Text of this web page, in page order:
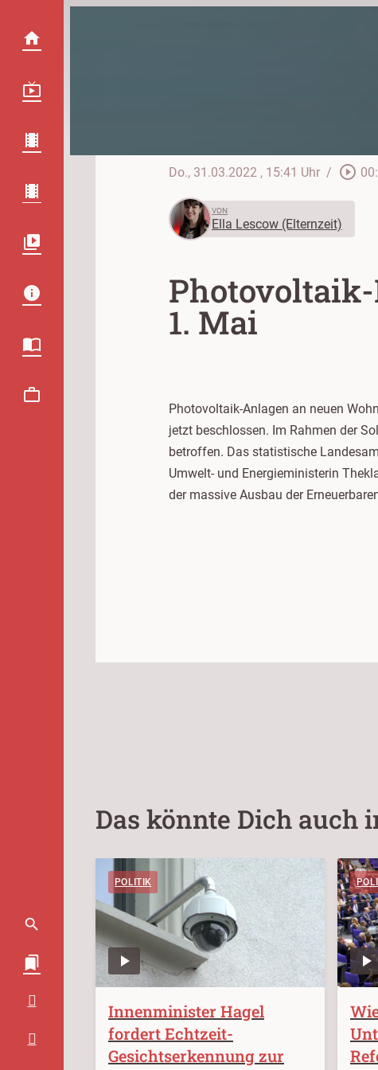
Do., 31.03.2022 , 15:41 Uhr / play_circle_outline
VON
Ella Lescow (Elternzeit)
1. Mai
Photovoltaik-Anlagen an neuen
jetzt beschlossen. Im Rahmen der
betroffen. Das statistische
Umwelt- und Energieministerin
der massive Ausbau der
Das könnte Dich auch
POLITIK
Innenminister Hagel
fordert Echtzeit-
Gesichtserkennung zur